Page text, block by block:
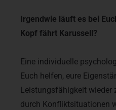
Irgendwie läuft es bei
Kopf fährt Karussell?
Eine individuelle
Euch helfen, eure
Leistungsfähigkeit wieder
durch Konfliktsituationen